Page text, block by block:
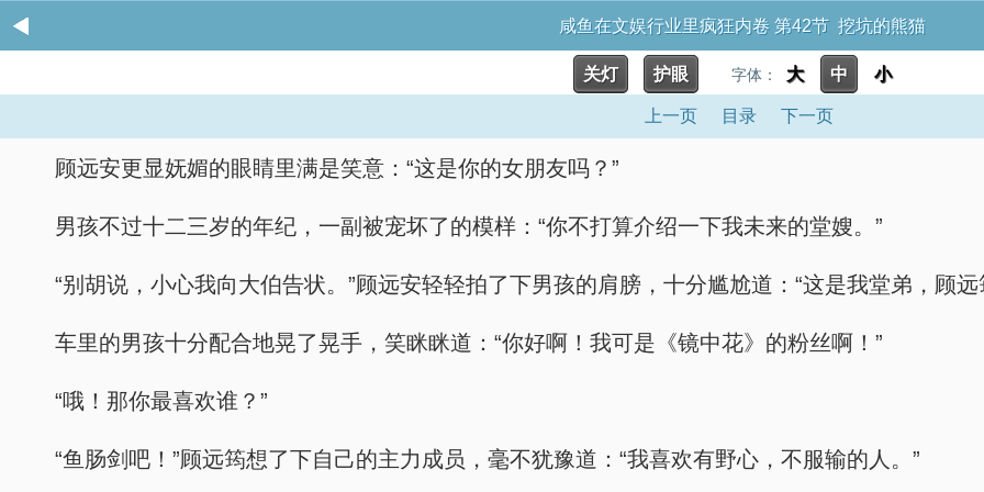
咸鱼在文娱行业里疯狂内卷 第42节 挖坑的熊猫
关灯 护眼 字体： 大 中 小
上一页 目录 下一页
顾远安更显妩媚的眼睛里满是笑意：“这是你的女朋友吗？”
男孩不过十二三岁的年纪，一副被宠坏了的模样：“你不打算介绍一下我未来的堂嫂。”
“别胡说，小心我向大伯告状。”顾远安轻轻拍了下男孩的肩膀，十分尴尬道：“这是我堂弟，顾远
车里的男孩十分配合地晃了晃手，笑眯眯道：“你好啊！我可是《镜中花》的粉丝啊！”
“哦！那你最喜欢谁？”
“鱼肠剑吧！”顾远筠想了下自己的主力成员，毫不犹豫道：“我喜欢有野心，不服输的人。”